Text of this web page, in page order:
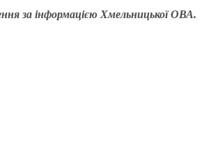
за інформацією Хмельницької ОВА.